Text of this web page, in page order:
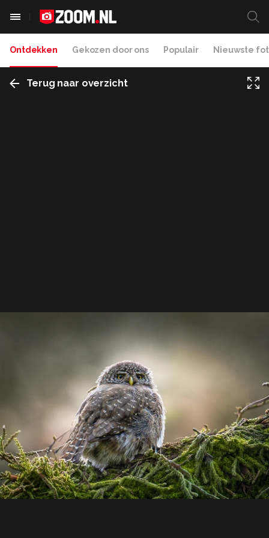
Ontdekken Gekozen door ons Populair Nieuwste
Terug naar overzicht